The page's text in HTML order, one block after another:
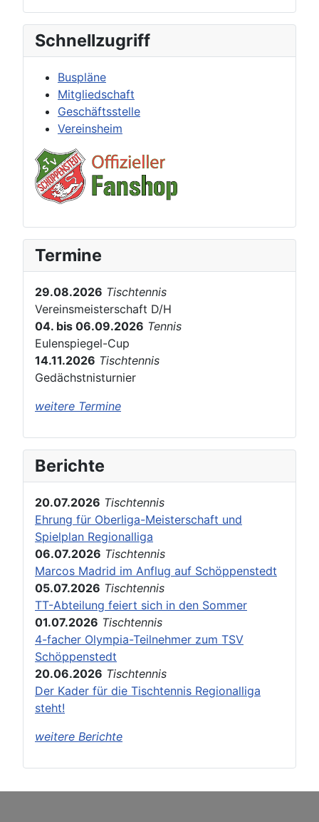
Schnellzugriff
Buspläne
Mitgliedschaft
Geschäftsstelle
Vereinsheim
Termine
29.08.2026 Tischtennis
Vereinsmeisterschaft D/H
04. bis 06.09.2026 Tennis
Eulenspiegel-Cup
14.11.2026 Tischtennis
Gedächstnisturnier
weitere Termine
Berichte
20.07.2026 Tischtennis
Ehrung für Oberliga-Meisterschaft und
Spielplan Regionalliga
06.07.2026 Tischtennis
Marcos Madrid im Anflug auf Schöppenstedt
05.07.2026 Tischtennis
TT-Abteilung feiert sich in den Sommer
01.07.2026 Tischtennis
4-facher Olympia-Teilnehmer zum TSV
Schöppenstedt
20.06.2026 Tischtennis
Der Kader für die Tischtennis Regionalliga
steht!
weitere Berichte